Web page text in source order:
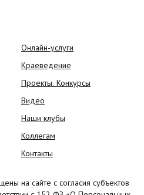
Онлайн-услуги
Краеведение
Проекты. Конкурсы
Видео
Наши клубы
Коллегам
Контакты
на сайте с согласия субъектов